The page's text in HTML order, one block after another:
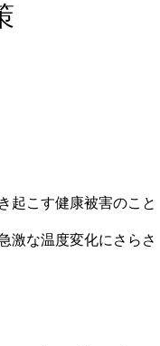
起こす健康被害のこと
激な温度変化にさらさ